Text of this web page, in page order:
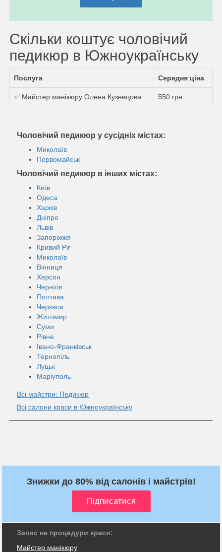
Скільки коштує чоловічий
педикюр в Южноукраїнську
Послуга Середня ціна
✅ Майстер манікюру Олена Кузнецова 550 грн
Чоловічий педикюр у сусідніх містах:
Миколаїв
Первомайськ
Чоловічий педикюр в інших містах:
Київ
Одеса
Харків
Дніпро
Львів
Запоріжжя
Кривий Ріг
Миколаїв
Вінниця
Херсон
Чернігів
Полтава
Черкаси
Житомир
Суми
Рівне
Івано-Франківськ
Тернопіль
Луцьк
Маріуполь
Всі майстри: Педикюр
Всі салони краси в Южноукраїнську
Знижки до 80% від салонів і майстрів!
Запис на процедури краси:
Майстер манікюру